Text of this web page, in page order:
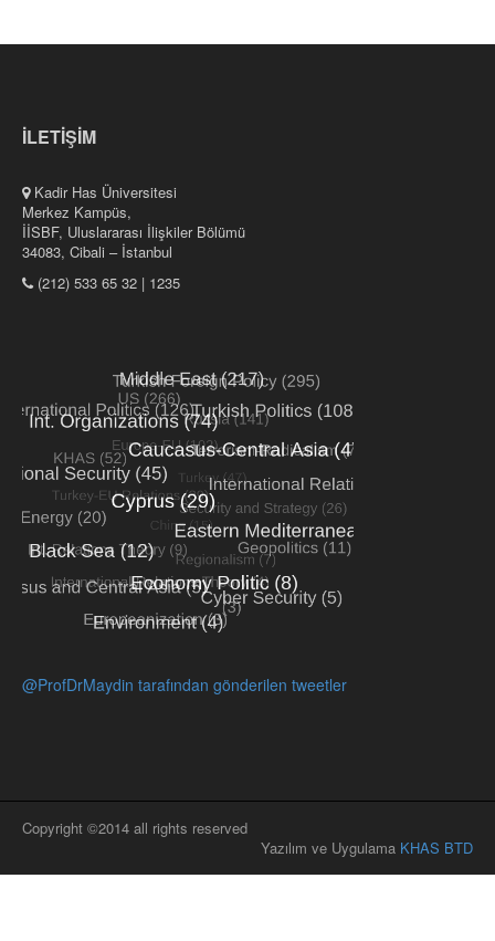
İLETİŞİM
Kadir Has Üniversitesi
Merkez Kampüs,
İİSBF, Uluslararası İlişkiler Bölümü
34083, Cibali – İstanbul
(212) 533 65 32 | 1235
@ProfDrMaydin tarafından gönderilen tweetler
Copyright ©2014 all rights reserved
Yazılım ve Uygulama KHAS BTD